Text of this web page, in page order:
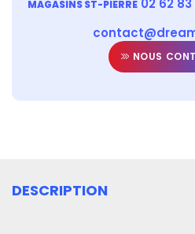
MAGASINS ST-PIERRE 02 62
NOUS
DESCRIPTION